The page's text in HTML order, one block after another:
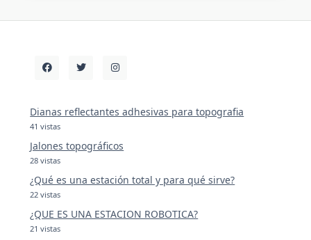
Dianas reflectantes adhesivas para topografia
41 vistas
Jalones topográficos
28 vistas
¿Qué es una estación total y para qué sirve?
22 vistas
¿QUE ES UNA ESTACION ROBOTICA?
21 vistas